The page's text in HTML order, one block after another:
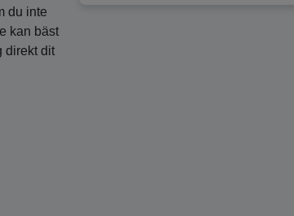
du inte
kan bäst
direkt dit